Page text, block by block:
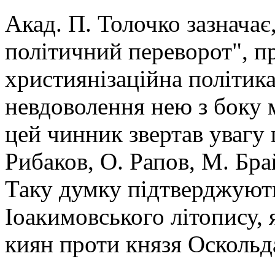
Акад. П. Толочко
політичний переворот",
християнізаційна
невдоволення нею з боку
цей чинник звертав
Рибаков, О. Рапов, М.
Таку думку
Іоакимовського
киян проти князя